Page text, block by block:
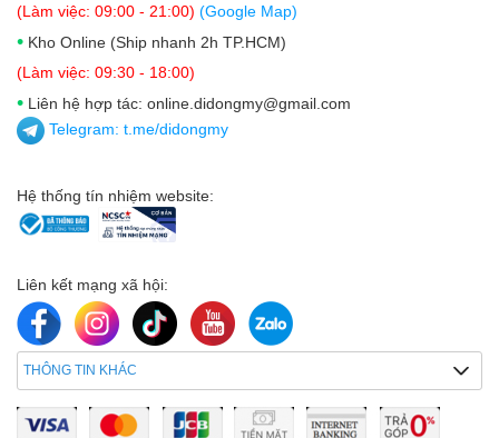
(Làm việc: 09:00 - 21:00) (Google Map)
• Kho Online (Ship nhanh 2h TP.HCM)
(Làm việc: 09:30 - 18:00)
• Liên hệ hợp tác: online.didongmy@gmail.com
Telegram: t.me/didongmy
Hệ thống tín nhiệm website:
Liên kết mạng xã hội:
THÔNG TIN KHÁC